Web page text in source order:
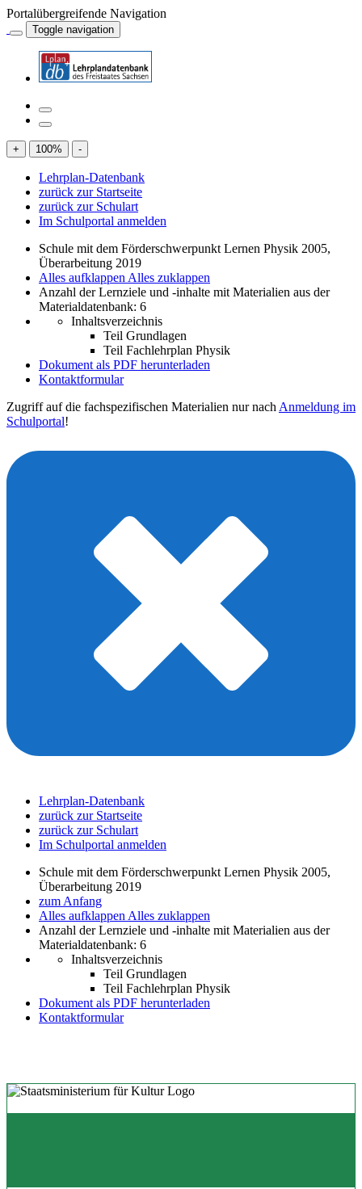
Portalübergreifende Navigation
Toggle navigation
+ 100% -
Lehrplan-Datenbank
zurück zur Startseite
zurück zur Schulart
Im Schulportal anmelden
Schule mit dem Förderschwerpunkt Lernen Physik 2005,
Überarbeitung 2019
Alles aufklappen Alles zuklappen
Anzahl der Lernziele und -inhalte mit Materialien aus der
Materialdatenbank: 6
Inhaltsverzeichnis
Teil Grundlagen
Teil Fachlehrplan Physik
Dokument als PDF herunterladen
Kontaktformular
Zugriff auf die fachspezifischen Materialien nur nach Anmeldung im
Schulportal!
Lehrplan-Datenbank
zurück zur Startseite
zurück zur Schulart
Im Schulportal anmelden
Schule mit dem Förderschwerpunkt Lernen Physik 2005,
Überarbeitung 2019
zum Anfang
Alles aufklappen Alles zuklappen
Anzahl der Lernziele und -inhalte mit Materialien aus der
Materialdatenbank: 6
Inhaltsverzeichnis
Teil Grundlagen
Teil Fachlehrplan Physik
Dokument als PDF herunterladen
Kontaktformular